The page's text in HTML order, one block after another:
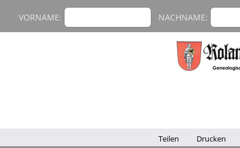
VORNAME: NACHNAME:
Teilen Drucken